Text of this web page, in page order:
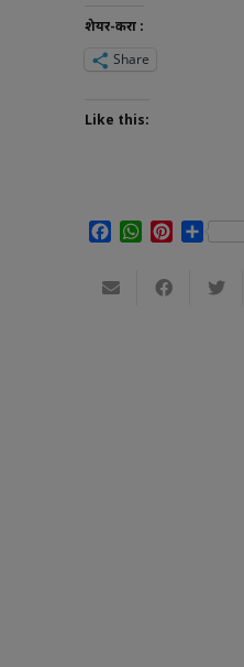
शेयर-करा :
Share
Like this:
Facebook
WhatsApp
Pinterest
Share